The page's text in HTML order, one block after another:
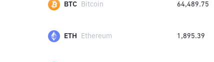
BTC Bitcoin 64,489.75
ETH Ethereum 1,895.39